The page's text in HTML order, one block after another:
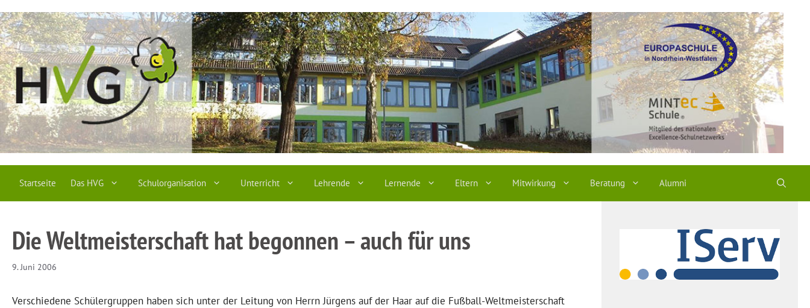
Inhalt
springen
Startseite Das HVG Schulorganisation Unterricht Lehrende Lernende Eltern Mitwirkung Beratung Alumni
Die Weltmeisterschaft hat begonnen – auch für uns
9. Juni 2006
Verschiedene Schülergruppen haben sich unter der Leitung von Herrn Jürgens auf der Haar auf die Fußball-Weltmeisterschaft